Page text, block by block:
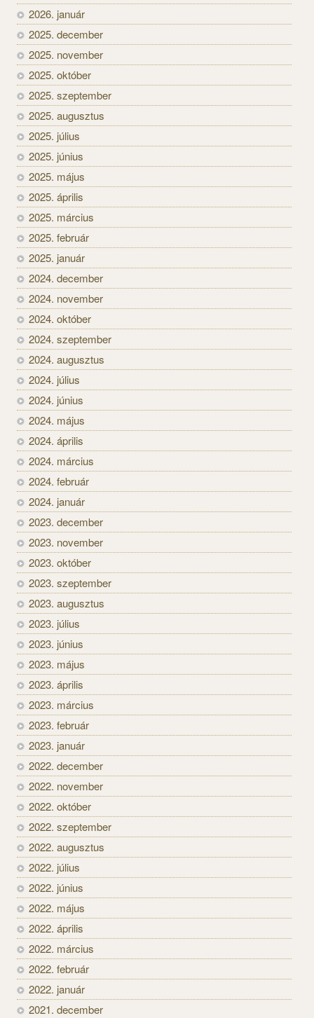
2026. január
2025. december
2025. november
2025. október
2025. szeptember
2025. augusztus
2025. július
2025. június
2025. május
2025. április
2025. március
2025. február
2025. január
2024. december
2024. november
2024. október
2024. szeptember
2024. augusztus
2024. július
2024. június
2024. május
2024. április
2024. március
2024. február
2024. január
2023. december
2023. november
2023. október
2023. szeptember
2023. augusztus
2023. július
2023. június
2023. május
2023. április
2023. március
2023. február
2023. január
2022. december
2022. november
2022. október
2022. szeptember
2022. augusztus
2022. július
2022. június
2022. május
2022. április
2022. március
2022. február
2022. január
2021. december